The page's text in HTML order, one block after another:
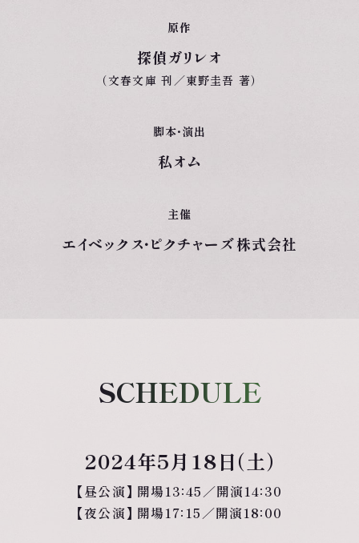
原作
探偵ガリレオ
（文春文庫 刊／東野圭吾 著）
脚本・演出
私オム
主催
エイベックス・ピクチャーズ株式会社
SCHEDULE
2024年5月18日（土）
【昼公演】 開場13：45／開演14：30
【夜公演】 開場17：15／開演18：00